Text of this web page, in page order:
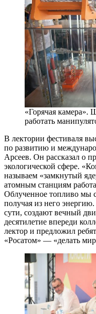
«Горячая камера».
работать
В лектории фестиваля
по развитию и
Арсеев. Он рассказал о
экологической сфере.
называем «замкнутый
атомным станциям
Облученное топливо мы
получая из него
сути, создают вечный
десятилетие впереди
лектор и предложил
«Росатом» — ​«делать